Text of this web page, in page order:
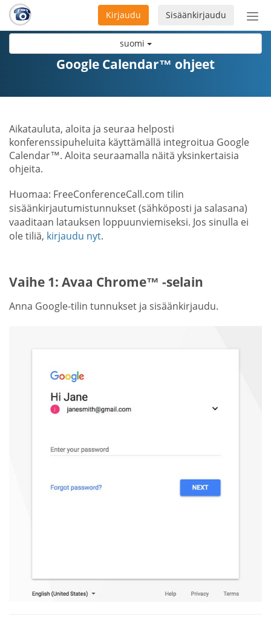
suomi
Sisäänkirjaudu
Kirjaudu
Google Calendar™ ohjeet
Aikatauluta, aloita ja seuraa helposti
konferenssipuheluita käyttämällä integroitua Google
Calendar™. Aloita seuraamalla näitä yksinkertaisia
ohjeita.
Huomaa: FreeConferenceCall.com tilin
sisäänkirjautumistunnukset (sähköposti ja salasana)
vaaditaan latauksen loppuunviemiseksi. Jos sinulla ei
ole tiliä, kirjaudu nyt.
Vaihe 1: Avaa Chrome™ -selain
Anna Google-tilin tunnukset ja sisäänkirjaudu.